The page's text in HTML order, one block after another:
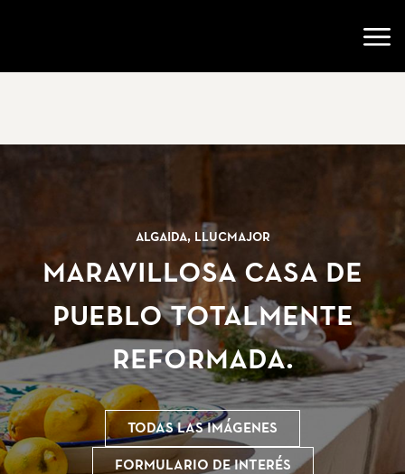
Abrir
Algaida, Llucmajor
Maravillosa casa de
pueblo totalmente
reformada.
Todas las imágenes
Formulario de interés